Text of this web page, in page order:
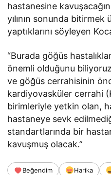
hastanesine
yılının sonunda bitirmek
yaptıklarını söyleyen
“Burada göğüs
önemli olduğunu
ve göğüs cerrahisinin
kardiyovasküler​​​​​​​ cerrahi
birimleriyle yetkin olan,
hastaneye sevk
standartlarında bir
kavuşmuş olacak.”
Beğendim Harika